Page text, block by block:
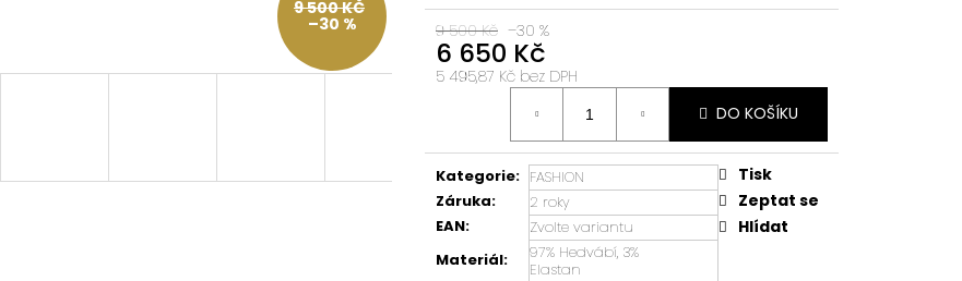
9 500 Kč –30 %
6 650 Kč
5 495,87 Kč bez DPH
DO KOŠÍKU
Kategorie: FASHION
Záruka:
2 roky
EAN:
Zvolte variantu
Materiál:
97% Hedvábí, 3%
Elastan
Tisk
Zeptat se
Hlídat
9 500 KČ
–30 %